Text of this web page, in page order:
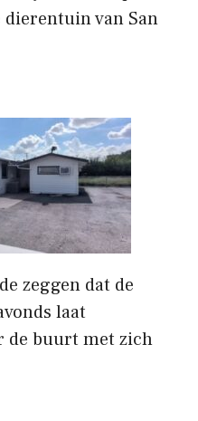
dierentuin van San
zeggen dat de
laat
de buurt met zich